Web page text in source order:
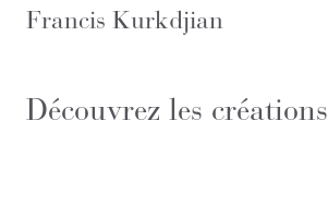
Francis Kurkdjian
Découvrez les créations